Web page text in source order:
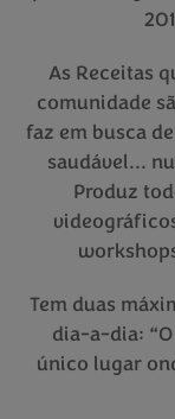
As Receitas
comunidade
faz em busca
saudável...
Produz
Tem duas
dia-a-dia:
único lugar